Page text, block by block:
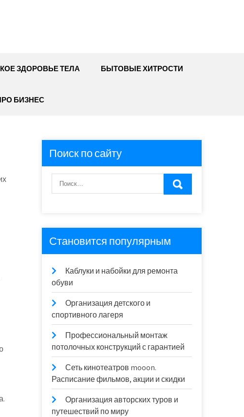
ЗДОРОВЬЕ ТЕЛА БЫТОВЫЕ ХИТРОСТИ
БИЗНЕС
Поиск по сайту
Становится популярным
Каблуки и набойки для ремонта
обуви
Организация детского и
спортивного лагеря
Профессиональный монтаж
потолочных конструкций с гарантией
Сеть кинотеатров mooon.
Расписание фильмов, акции и скидки
Организация авторских туров и
путешествий по миру